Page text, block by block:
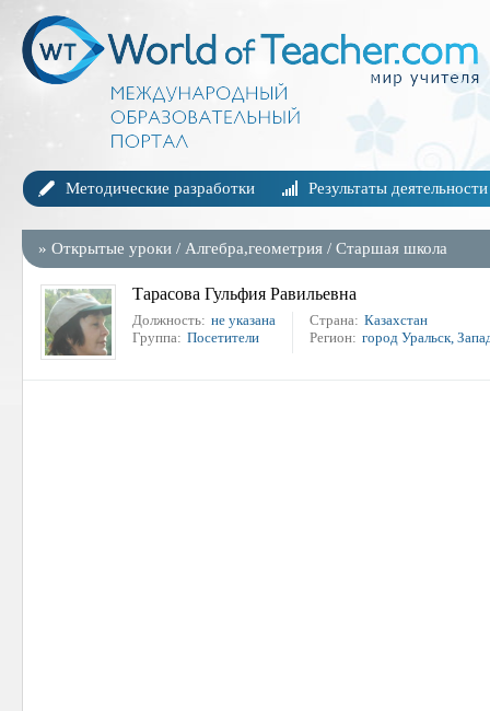
Методические разработки Результаты деятельности
» Открытые уроки / Алгебра,геометрия / Старшая школа
Тарасова Гульфия Равильевна
Должность: не указана
Группа: Посетители
Страна: Казахстан
Регион: город Уральск,